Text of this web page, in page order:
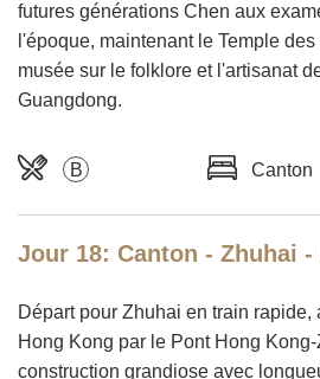
futures générations Chen aux
l'époque, maintenant le Temple
musée sur le folklore et l'artisanat
Guangdong.
B Canton
Jour 18: Canton - Zhuhai -
Départ pour Zhuhai en train rapide,
Hong Kong par le Pont Hong
construction grandiose avec